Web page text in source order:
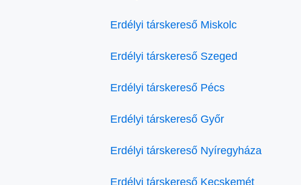
Erdélyi társkereső Miskolc
Erdélyi társkereső Szeged
Erdélyi társkereső Pécs
Erdélyi társkereső Győr
Erdélyi társkereső Nyíregyháza
Erdélyi társkereső Kecskemét